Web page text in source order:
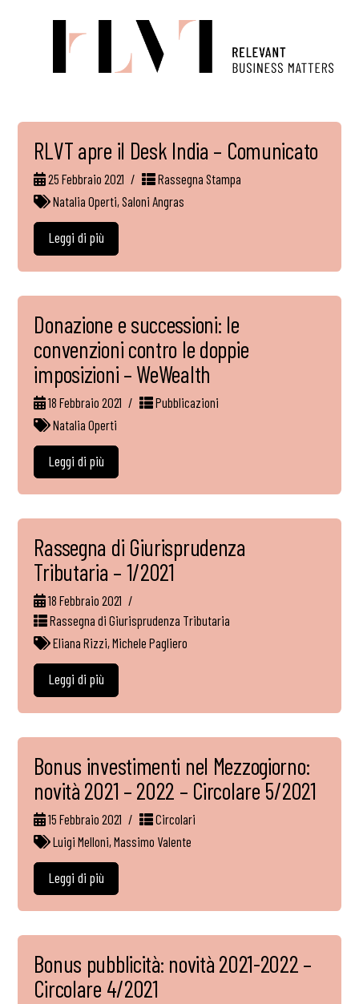
RLVT apre il Desk India – Comunicato
25 Febbraio 2021
Rassegna Stampa
Natalia Operti,Saloni Angras
Leggi di più
Donazione e successioni: le
convenzioni contro le doppie
imposizioni – WeWealth
18 Febbraio 2021
Pubblicazioni
Natalia Operti
Leggi di più
Rassegna di Giurisprudenza
Tributaria – 1/2021
18 Febbraio 2021
Rassegna di Giurisprudenza Tributaria
Eliana Rizzi,Michele Pagliero
Leggi di più
Bonus investimenti nel Mezzogiorno:
novità 2021 – 2022 – Circolare 5/2021
15 Febbraio 2021
Circolari
Luigi Melloni,Massimo Valente
Leggi di più
Bonus pubblicità: novità 2021-2022 –
Circolare 4/2021